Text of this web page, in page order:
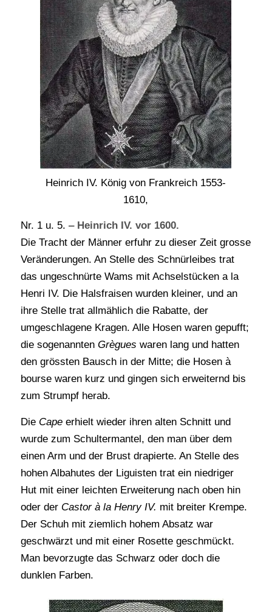
Heinrich IV. König von Frankreich 1553-
1610,
Nr. 1 u. 5. – Heinrich IV. vor 1600.
Die Tracht der Männer erfuhr zu dieser Zeit grosse
Veränderungen. An Stelle des Schnürleibes trat
das ungeschnürte Wams mit Achselstücken a la
Henri IV. Die Halsfraisen wurden kleiner, und an
ihre Stelle trat allmählich die Rabatte, der
umgeschlagene Kragen. Alle Hosen waren gepufft;
die sogenannten Grègues waren lang und hatten
den grössten Bausch in der Mitte; die Hosen à
bourse waren kurz und gingen sich erweiternd bis
zum Strumpf herab.
Die Capeerhielt wieder ihren alten Schnitt und
wurde zum Schultermantel, den man über dem
einen Arm und der Brust drapierte. An Stelle des
hohen Albahutes der Liguisten trat ein niedriger
Hut mit einer leichten Erweiterung nach oben hin
oder der Castor à la Henry IV. mit breiter Krempe.
Der Schuh mit ziemlich hohem Absatz war
geschwärzt und mit einer Rosette geschmückt.
Man bevorzugte das Schwarz oder doch die
dunklen Farben.